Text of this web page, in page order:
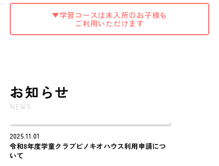
▼学習コースは未入所のお子様も
ご利用いただけます
お知らせ
NEWS
2025.11.01
令和8年度学童クラブピノキオハウス利用申請につ
いて